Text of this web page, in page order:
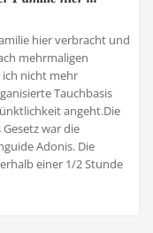
hier verbracht und
mehrmaligen
ich nicht mehr
Tauchbasis
angeht.Die
war die
Adonis. Die
einer 1/2 Stunde